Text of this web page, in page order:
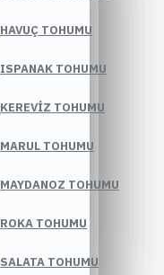
HAVUÇ TOHUMU
ISPANAK TOHUMU
KEREVIZ TOHUMU
MARUL TOHUMU
MAYDANOZ TOHUMU
ROKA TOHUMU
SALATA TOHUMU